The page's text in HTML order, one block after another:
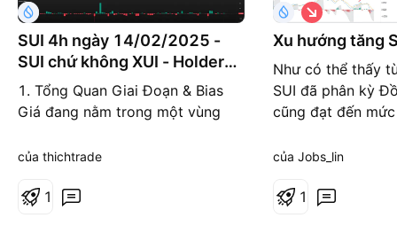
SUI 4h ngày 14/02/2025 -
SUI chứ không XUI - Holder
vững tin nha
1. Tổng Quan Giai Đoạn & Bias
Giá đang nằm trong một vùng
từ 2.80 – 3.90 USDT. PVR (Point
USDT, giá đang phản ứng quanh
của thichtrade
1
Xu hướng tăng
Như có thể thấy
SUI đã phân kỳ
cũng đạt đến
dưới mức thấp
của cuộc biểu
G
i
á
x
u
ố
n
g
của Jobs_lin
1